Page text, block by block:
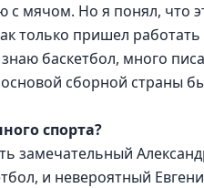
с мячом. Но я понял, что
только пришел работать
баскетбол, много
сборной страны
спорта?
замечательный
и невероятный